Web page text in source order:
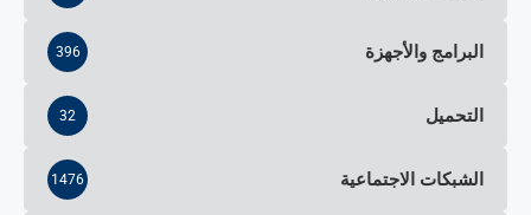
البرامج والأجهزة 396
التحميل 32
الشبكات الاجتماعية 1476